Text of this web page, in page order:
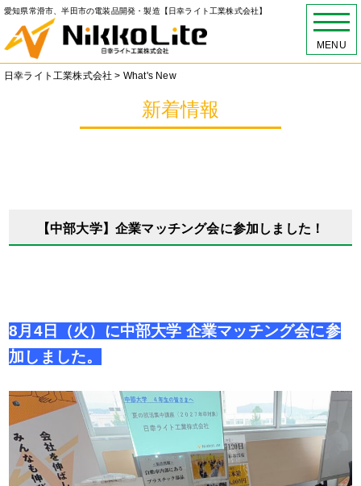
愛知県常滑市、半田市の電装品開発・製造【日幸ライト工業株式会社】
MENU
日幸ライト工業株式会社 > What's New
新着情報
【中部大学】企業マッチング会に参加しました！
8月4日（火）に中部大学 企業マッチング会に参
加しました。